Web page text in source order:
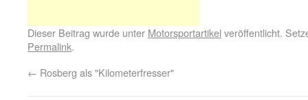
Dieser Beitrag wurde unter Motorsportartikel veröffentlicht.
Permalink.
← Rosberg als "Kilometerfresser"